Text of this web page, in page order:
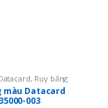
, Ruy băng
Ruy băng mực in
màu YMCKO
màu Datacard
003